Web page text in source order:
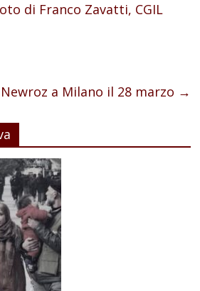
di Franco Zavatti, CGIL
Newroz a Milano il 28 marzo →